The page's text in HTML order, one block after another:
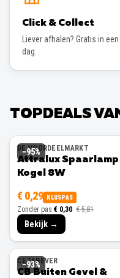
Click & Collect
Liever afhalen? Gratis in
dag.
TOPDEALS
−95%
DE VOORDEELMARKT
Attralux Spaarlamp
Kogel 8W
€ 0,29 KLUSPAS
Zonder pas € 0,30 € 5,81
Bekijk →
−93%
CETABEVER
CB Buiten Gevel &